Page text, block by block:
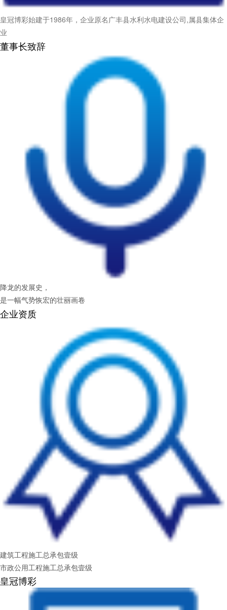
皇冠博彩始建于1986年，企业原名广丰县水利水电建设公司,属县集体企
业
董事长致辞
降龙的发展史，
是一幅气势恢宏的壮丽画卷
企业资质
建筑工程施工总承包壹级
市政公用工程施工总承包壹级
皇冠博彩